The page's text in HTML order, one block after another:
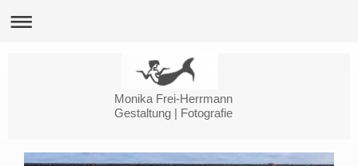
Monika Frei-Herrmann
Gestaltung | Fotografie